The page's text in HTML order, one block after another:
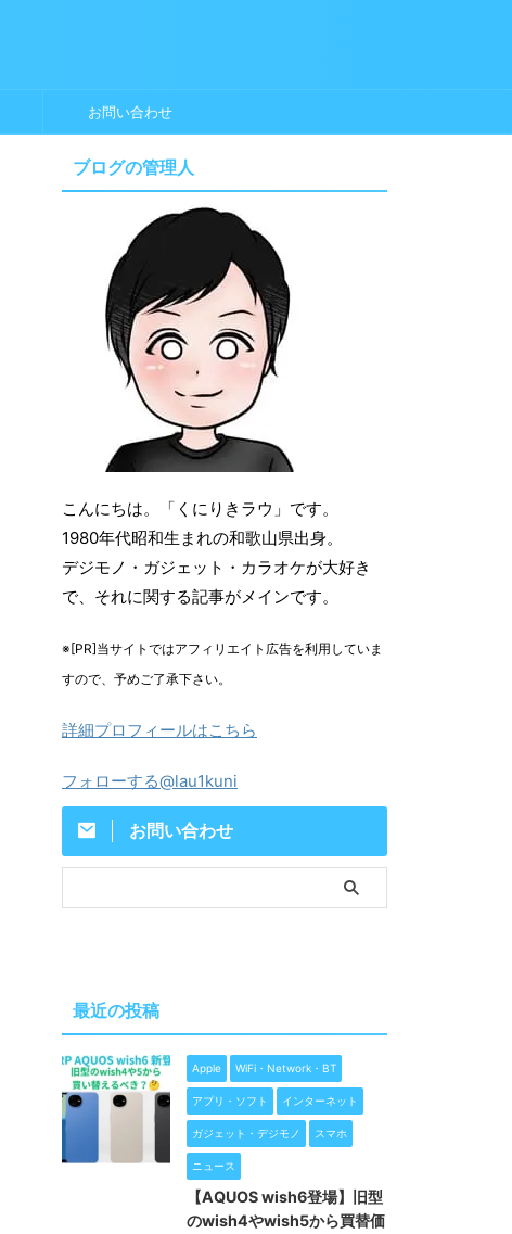
お問い合わせ
ブログの管理人
こんにちは。「くにりきラウ」です。
1980年代昭和生まれの和歌山県出身。
デジモノ・ガジェット・カラオケが大好き
で、それに関する記事がメインです。
※[PR]当サイトではアフィリエイト広告を利用していま
すので、予めご了承下さい。
詳細プロフィールはこちら
フォローする@lau1kuni
お問い合わせ
最近の投稿
Apple WiFi・Network・BT
アプリ・ソフト インターネット
ガジェット・デジモノ スマホ
ニュース
【AQUOS wish6登場】旧型
のwish4やwish5から買替価